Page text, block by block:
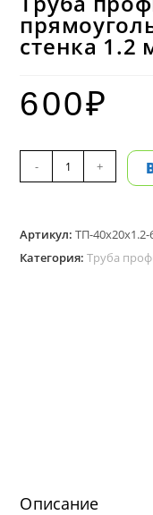
стенка 1.2
600₽
Количество
товара
профильная
прямоугольная
- +
Артикул:ТП-40х20х1.2-
Категория:Труба
Описание